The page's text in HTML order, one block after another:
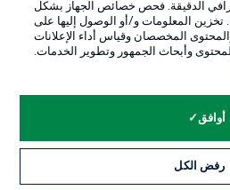
العرض
الدقيقة. فحص خصائص الجهاز بشكل
تخزين المعلومات و/أو الوصول إليها على
والمحتوى المخصصان وقياس أداء الإعلانات
وأبحاث الجمهور وتطوير الخدمات.
أوافق
رفض الكل